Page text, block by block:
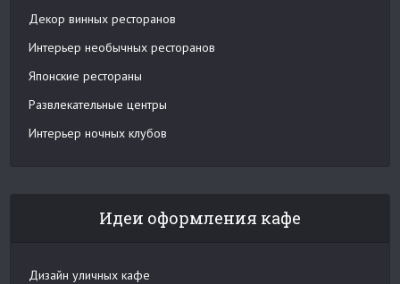
Декор винных ресторанов
Интерьер необычных ресторанов
Японские рестораны
Развлекательные центры
Интерьер ночных клубов
Идеи оформления кафе
Дизайн уличных кафе